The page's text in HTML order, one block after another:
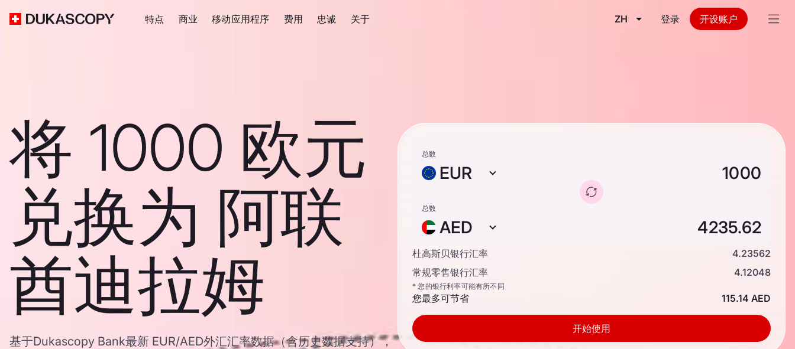
特点 商业 移动应用程序 费用 忠诚 关于 ZH 登录 开设账户
将 1000 欧元
兑换为 阿联
酋迪拉姆
基于Dukascopy Bank最新 EUR/AED外汇汇率数据（含历史数据支持），
总数
EUR
总数
AED
杜高斯贝银行汇率
4.23562
常规零售银行汇率
4.12048
* 您的银行利率可能有所不同
您最多可节省 115.14 AED
开始使用